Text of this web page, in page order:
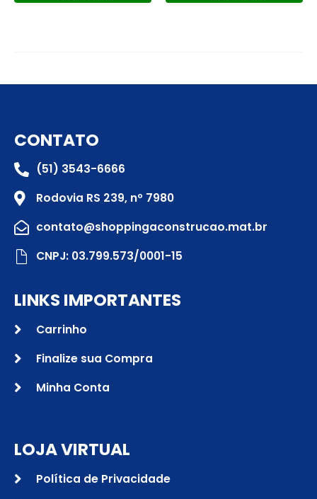
CONTATO
(51) 3543-6666
Rodovia RS 239, nº 7980
contato@shoppingaconstrucao.mat.br
CNPJ: 03.799.573/0001-15
LINKS IMPORTANTES
Carrinho
Finalize sua Compra
Minha Conta
LOJA VIRTUAL
Política de Privacidade